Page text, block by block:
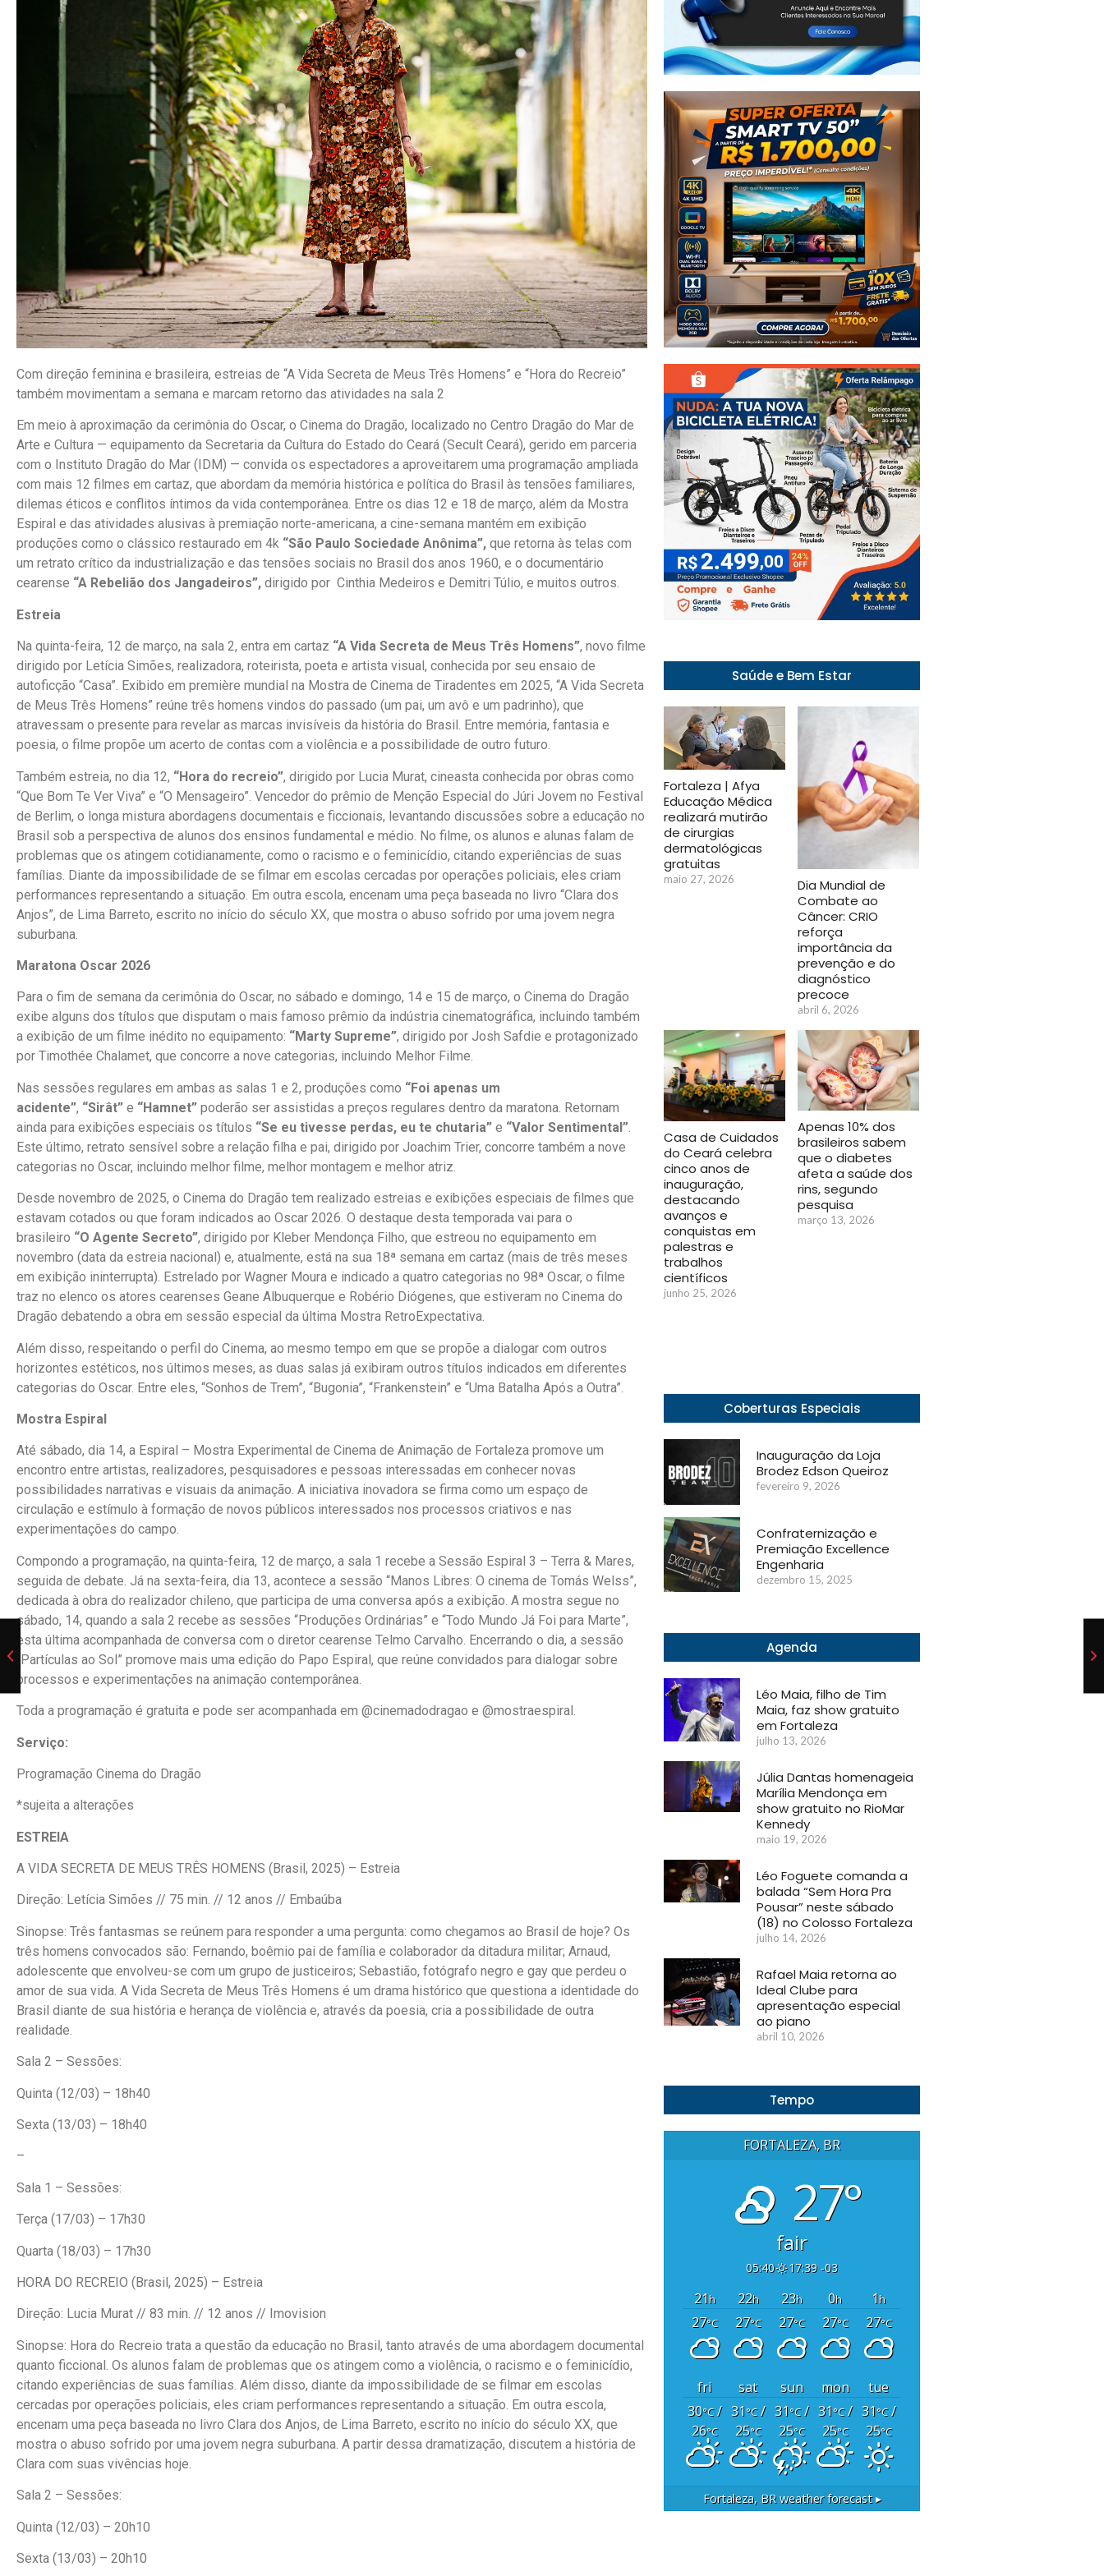
Com direção feminina e brasileira, estreias de “A Vida Secreta de Meus Três Homens” e “Hora do Recreio”
também movimentam a semana e marcam retorno das atividades na sala 2
Em meio à aproximação da cerimônia do Oscar, o Cinema do Dragão, localizado no Centro Dragão do Mar de
Arte e Cultura — equipamento da Secretaria da Cultura do Estado do Ceará (Secult Ceará), gerido em parceria
com o Instituto Dragão do Mar (IDM) — convida os espectadores a aproveitarem uma programação ampliada
com mais 12 filmes em cartaz, que abordam da memória histórica e política do Brasil às tensões familiares,
dilemas éticos e conflitos íntimos da vida contemporânea. Entre os dias 12 e 18 de março, além da Mostra
Espiral e das atividades alusivas à premiação norte-americana, a cine-semana mantém em exibição
produções como o clássico restaurado em 4k “São Paulo Sociedade Anônima”, que retorna às telas com
um retrato crítico da industrialização e das tensões sociais no Brasil dos anos 1960, e o documentário
cearense “A Rebelião dos Jangadeiros”, dirigido por Cinthia Medeiros e Demitri Túlio, e muitos outros.
Estreia
Na quinta-feira, 12 de março, na sala 2, entra em cartaz “A Vida Secreta de Meus Três Homens”, novo filme
dirigido por Letícia Simões, realizadora, roteirista, poeta e artista visual, conhecida por seu ensaio de
autoficção “Casa”. Exibido em première mundial na Mostra de Cinema de Tiradentes em 2025, “A Vida Secreta
de Meus Três Homens” reúne três homens vindos do passado (um pai, um avô e um padrinho), que
atravessam o presente para revelar as marcas invisíveis da história do Brasil. Entre memória, fantasia e
poesia, o filme propõe um acerto de contas com a violência e a possibilidade de outro futuro.
Também estreia, no dia 12, “Hora do recreio”, dirigido por Lucia Murat, cineasta conhecida por obras como
“Que Bom Te Ver Viva” e “O Mensageiro”. Vencedor do prêmio de Menção Especial do Júri Jovem no Festival
de Berlim, o longa mistura abordagens documentais e ficcionais, levantando discussões sobre a educação no
Brasil sob a perspectiva de alunos dos ensinos fundamental e médio. No filme, os alunos e alunas falam de
problemas que os atingem cotidianamente, como o racismo e o feminicídio, citando experiências de suas
famílias. Diante da impossibilidade de se filmar em escolas cercadas por operações policiais, eles criam
performances representando a situação. Em outra escola, encenam uma peça baseada no livro “Clara dos
Anjos”, de Lima Barreto, escrito no início do século XX, que mostra o abuso sofrido por uma jovem negra
suburbana.
Maratona Oscar 2026
Para o fim de semana da cerimônia do Oscar, no sábado e domingo, 14 e 15 de março, o Cinema do Dragão
exibe alguns dos títulos que disputam o mais famoso prêmio da indústria cinematográfica, incluindo também
a exibição de um filme inédito no equipamento: “Marty Supreme”, dirigido por Josh Safdie e protagonizado
por Timothée Chalamet, que concorre a nove categorias, incluindo Melhor Filme.
Nas sessões regulares em ambas as salas 1 e 2, produções como “Foi apenas um
acidente”, “Sirât” e “Hamnet” poderão ser assistidas a preços regulares dentro da maratona. Retornam
ainda para exibições especiais os títulos “Se eu tivesse perdas, eu te chutaria” e “Valor Sentimental”
Este último, retrato sensível sobre a relação filha e pai, dirigido por Joachim Trier, concorre também a nove
categorias no Oscar, incluindo melhor filme, melhor montagem e melhor atriz.
Desde novembro de 2025, o Cinema do Dragão tem realizado estreias e exibições especiais de filmes que
estavam cotados ou que foram indicados ao Oscar 2026. O destaque desta temporada vai para o
brasileiro “O Agente Secreto”, dirigido por Kleber Mendonça Filho, que estreou no equipamento em
novembro (data da estreia nacional) e, atualmente, está na sua 18ª semana em cartaz (mais de três meses
em exibição ininterrupta). Estrelado por Wagner Moura e indicado a quatro categorias no 98ª Oscar, o filme
traz no elenco os atores cearenses Geane Albuquerque e Robério Diógenes, que estiveram no Cinema do
Dragão debatendo a obra em sessão especial da última Mostra RetroExpectativa.
Além disso, respeitando o perfil do Cinema, ao mesmo tempo em que se propõe a dialogar com outros
horizontes estéticos, nos últimos meses, as duas salas já exibiram outros títulos indicados em diferentes
categorias do Oscar. Entre eles, “Sonhos de Trem”, “Bugonia”, “Frankenstein” e “Uma Batalha Após a Outra”.
Mostra Espiral
Até sábado, dia 14, a Espiral – Mostra Experimental de Cinema de Animação de Fortaleza promove um
encontro entre artistas, realizadores, pesquisadores e pessoas interessadas em conhecer novas
possibilidades narrativas e visuais da animação. A iniciativa inovadora se firma como um espaço de
circulação e estímulo à formação de novos públicos interessados nos processos criativos e nas
experimentações do campo.
Compondo a programação, na quinta-feira, 12 de março, a sala 1 recebe a Sessão Espiral 3 – Terra & Mares,
seguida de debate. Já na sexta-feira, dia 13, acontece a sessão “Manos Libres: O cinema de Tomás Welss”,
dedicada à obra do realizador chileno, que participa de uma conversa após a exibição. A mostra segue no
sábado, 14, quando a sala 2 recebe as sessões “Produções Ordinárias” e “Todo Mundo Já Foi para Marte”,
esta última acompanhada de conversa com o diretor cearense Telmo Carvalho. Encerrando o dia, a sessão
“Partículas ao Sol” promove mais uma edição do Papo Espiral, que reúne convidados para dialogar sobre
processos e experimentações na animação contemporânea.
Toda a programação é gratuita e pode ser acompanhada em @cinemadodragao e @mostraespiral.
Serviço:
Programação Cinema do Dragão
*sujeita a alterações
ESTREIA
A VIDA SECRETA DE MEUS TRÊS HOMENS (Brasil, 2025) – Estreia
Direção: Letícia Simões // 75 min. // 12 anos // Embaúba
Sinopse: Três fantasmas se reúnem para responder a uma pergunta: como chegamos ao Brasil de hoje? Os
três homens convocados são: Fernando, boêmio pai de família e colaborador da ditadura militar; Arnaud,
adolescente que envolveu-se com um grupo de justiceiros; Sebastião, fotógrafo negro e gay que perdeu o
amor de sua vida. A Vida Secreta de Meus Três Homens é um drama histórico que questiona a identidade do
Brasil diante de sua história e herança de violência e, através da poesia, cria a possibilidade de outra
realidade.
Sala 2 – Sessões:
Quinta (12/03) – 18h40
Sexta (13/03) – 18h40
–
Sala 1 – Sessões:
Terça (17/03) – 17h30
Quarta (18/03) – 17h30
HORA DO RECREIO (Brasil, 2025) – Estreia
Direção: Lucia Murat // 83 min. // 12 anos // Imovision
Sinopse: Hora do Recreio trata a questão da educação no Brasil, tanto através de uma abordagem documental
quanto ficcional. Os alunos falam de problemas que os atingem como a violência, o racismo e o feminicídio,
citando experiências de suas famílias. Além disso, diante da impossibilidade de se filmar em escolas
cercadas por operações policiais, eles criam performances representando a situação. Em outra escola,
encenam uma peça baseada no livro Clara dos Anjos, de Lima Barreto, escrito no início do século XX, que
mostra o abuso sofrido por uma jovem negra suburbana. A partir dessa dramatização, discutem a história de
Clara com suas vivências hoje.
Sala 2 – Sessões:
Quinta (12/03) – 20h10
Sexta (13/03) – 20h10
Saúde e Bem Estar
Fortaleza | Afya
Educação Médica
realizará mutirão
de cirurgias
dermatológicas
gratuitas
maio 27, 2026
Dia Mundial de
Combate ao
Câncer: CRIO
reforça
importância da
prevenção e do
diagnóstico
precoce
abril 6, 2026
Casa de Cuidados
do Ceará celebra
cinco anos de
inauguração,
destacando
avanços e
conquistas em
palestras e
trabalhos
científicos
junho 25, 2026
Apenas 10% dos
brasileiros sabem
que o diabetes
afeta a saúde dos
rins, segundo
pesquisa
março 13, 2026
Coberturas Especiais
Inauguração da Loja
Brodez Edson Queiroz
fevereiro 9, 2026
Confraternização e
Premiação Excellence
Engenharia
dezembro 15, 2025
Agenda
Léo Maia, filho de Tim
Maia, faz show gratuito
em Fortaleza
julho 13, 2026
Júlia Dantas homenageia
Marília Mendonça em
show gratuito no RioMar
Kennedy
maio 19, 2026
Léo Foguete comanda a
balada “Sem Hora Pra
Pousar” neste sábado
(18) no Colosso Fortaleza
julho 14, 2026
Rafael Maia retorna ao
Ideal Clube para
apresentação especial
ao piano
abril 10, 2026
Tempo
FORTALEZA, BR
27°
fair
05:40 17:39 -03
21h 22h 23h 0h 1h
27°C 27°C 27°C 27°C 27°C
fri sat sun mon
tue
30°C/
26°C
31°C/
25°C
31°C/
25°C
31°C/
25°C
31°C/
25°C
Fortaleza, BRweather forecast ▸